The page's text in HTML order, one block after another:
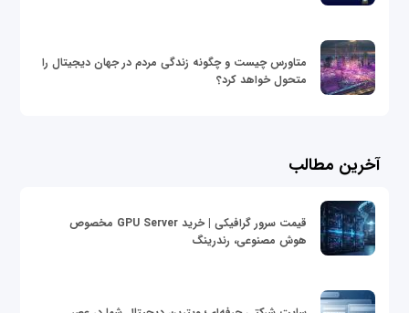
متاورس چیست و چگونه زندگی مردم در جهان دیجیتال را
متحول خواهد کرد؟
آخرین مطالب
قیمت سرور گرافیکی | خرید GPU Server مخصوص
هوش مصنوعی، رندرینگ